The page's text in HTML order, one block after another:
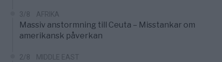
3/8 AFRIKA
Massiv anstormning till Ceuta – Misstankar om
amerikansk påverkan
2/8 MIDDLE EAST